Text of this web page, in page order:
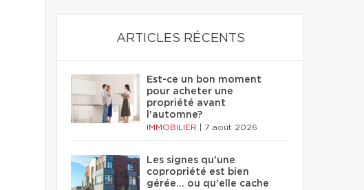
ARTICLES RÉCENTS
Est-ce un bon moment
pour acheter une
propriété avant
l'automne?
IMMOBILIER 7 août 2026
Les signes qu'une
copropriété est bien
gérée… ou qu'elle cache